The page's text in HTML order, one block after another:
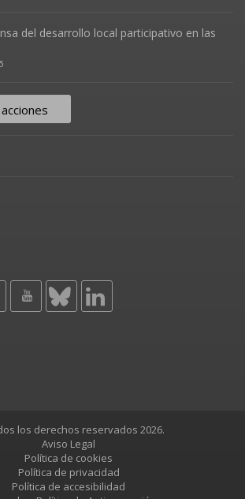
del desarrollo local participativo en las
los derechos reservados 2026.
Aviso Legal
Política de cookies
Política de privacidad
Política de accesibilidad